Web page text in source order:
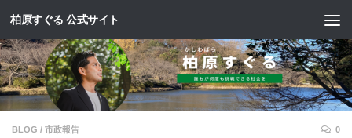
コンテンツへスキップ
柏原すぐる 公式サイト
BLOG / 市政報告 0